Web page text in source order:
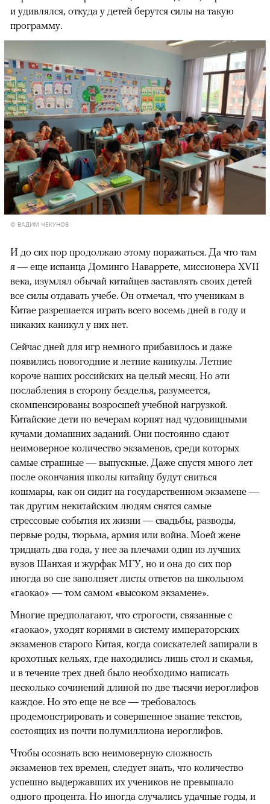
и удивлялся, откуда у детей берутся силы на такую
программу.
© ВАДИМ ЧЕКУНОВ
И до сих пор продолжаю этому поражаться. Да что там
я — еще испанца Доминго Наваррете, миссионера XVII
века, изумлял обычай китайцев заставлять своих детей
все силы отдавать учебе. Он отмечал, что ученикам в
Китае разрешается играть всего восемь дней в году и
никаких каникул у них нет.
Сейчас дней для игр немного прибавилось и даже
появились новогодние и летние каникулы. Летние
короче наших российских на целый месяц. Но эти
послабления в сторону безделья, разумеется,
скомпенсированы возросшей учебной нагрузкой.
Китайские дети по вечерам корпят над чудовищными
кучами домашних заданий. Они постоянно сдают
неимоверное количество экзаменов, среди которых
самые страшные — выпускные. Даже спустя много лет
после окончания школы китайцу будут сниться
кошмары, как он сидит на государственном экзамене —
так другим некитайским людям снятся самые
стрессовые события их жизни — свадьбы, разводы,
первые роды, тюрьма, армия или война. Моей жене
тридцать два года, у нее за плечами один из лучших
вузов Шанхая и журфак МГУ, но и она до сих пор
иногда во сне заполняет листы ответов на школьном
«гаокао» — том самом «высоком экзамене».
Многие предполагают, что строгости, связанные с
«гаокао», уходят корнями в систему императорских
экзаменов старого Китая, когда соискателей запирали в
крохотных кельях, где находились лишь стол и скамья,
и в течение трех дней было необходимо написать
несколько сочинений длиной по две тысячи иероглифов
каждое. Но это еще не все — требовалось
продемонстрировать и совершенное знание текстов,
состоящих из почти полумиллиона иероглифов.
Чтобы осознать всю неимоверную сложность
экзаменов тех времен, следует знать, что количество
успешно выдержавших их учеников не превышало
одного процента. Но иногда случались удачные годы, и